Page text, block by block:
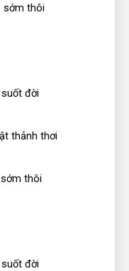
sớm thôi
đời
thảnh thơi
thôi
đời